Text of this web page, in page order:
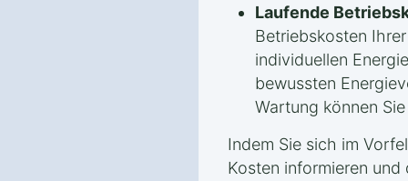
Laufende
Betriebskosten
individuellen
bewussten
Wartung können
Indem Sie sich im
Kosten informieren und